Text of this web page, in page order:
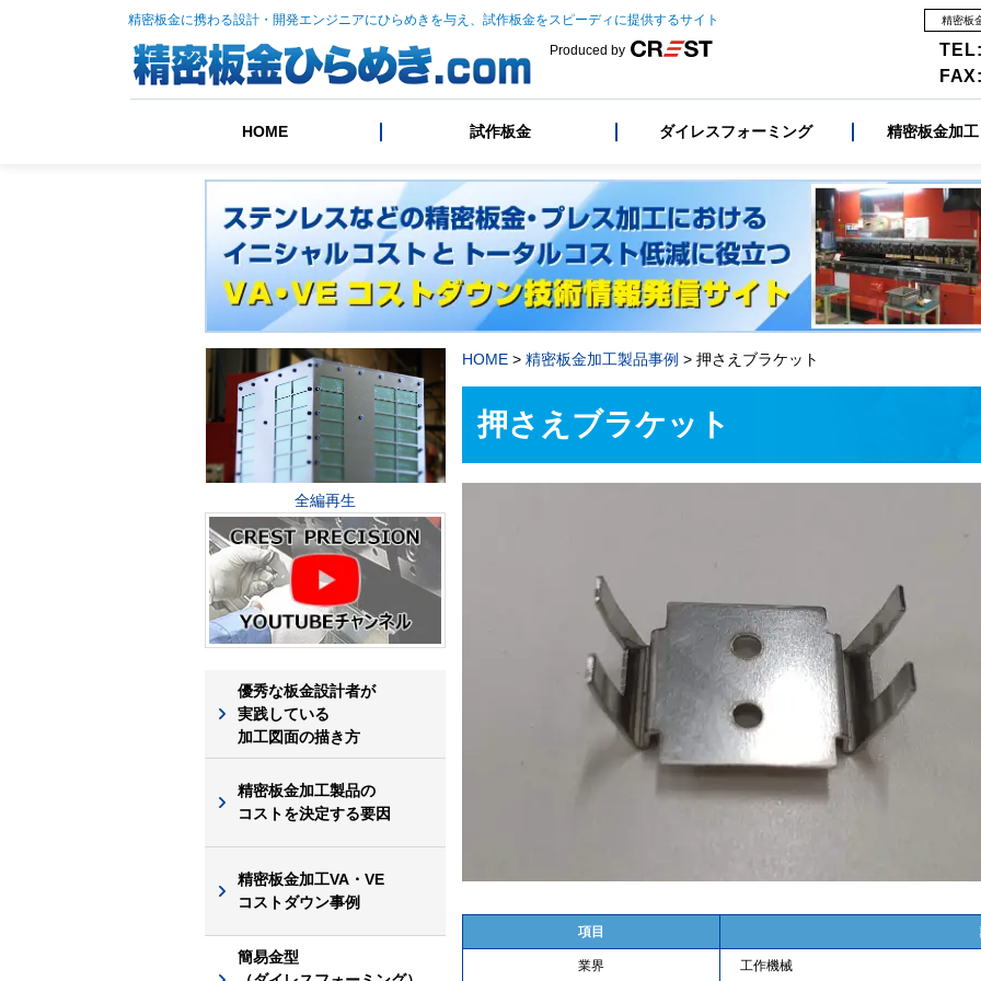
精密板金に携わる設計・開発エンジニアにひらめきを与え、試作板金をスピーディに提供するサイト
Produced by
精密板
HOME 試作板金 ダイレスフォーミング 精密板金加
HOME > 精密板金加工製品事例 > 押さえブラケット
押さえブラケット
項目
業界 工作機械
全編再生
優秀な板金設計者が
実践している
加工図面の描き方
精密板金加工製品の
コストを決定する要因
精密板金加工VA・VE
コストダウン事例
簡易金型